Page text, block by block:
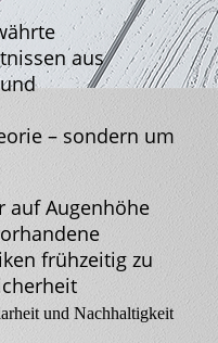
aus
– sondern um
auf Augenhöhe
frühzeitig zu
und Nachhaltigkeit